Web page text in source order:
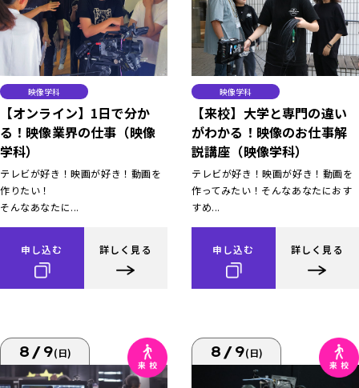
映像学科
【オンライン】1日で分か
る！映像業界の仕事（映像
学科）
テレビが好き！映画が好き！動画を
作りたい！
そんなあなたに...
申し込む 詳しく見る
映像学科
【来校】大学と専門の違い
がわかる！映像のお仕事解
説講座（映像学科）
テレビが好き！映画が好き！動画を
作ってみたい！そんなあなたにおす
すめ...
申し込む 詳しく見る
8/9(日) 8/9(日)